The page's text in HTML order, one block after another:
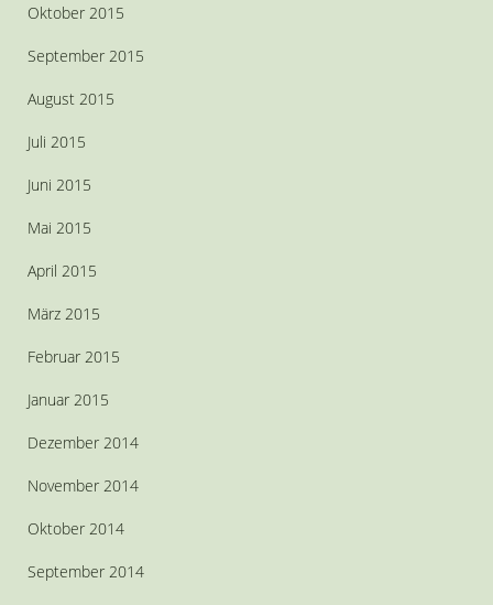
Oktober 2015
September 2015
August 2015
Juli 2015
Juni 2015
Mai 2015
April 2015
März 2015
Februar 2015
Januar 2015
Dezember 2014
November 2014
Oktober 2014
September 2014